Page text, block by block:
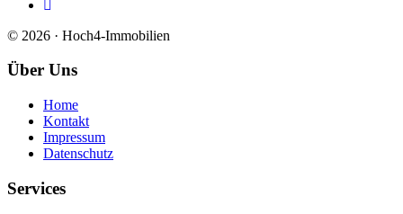
© 2026 · Hoch4-Immobilien
Über Uns
Home
Kontakt
Impressum
Datenschutz
Services